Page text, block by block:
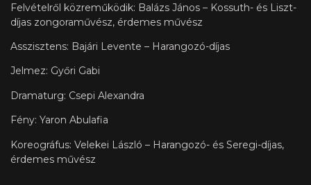
Felvételről közreműködik: Balázs János – Kossuth- és Liszt-
díjas zongoraművész, érdemes művész
Asszisztens: Bajári Levente – Harangozó-díjas
Jelmez: Győri Gabi
Dramaturg: Csepi Alexandra
Fény: Yaron Abulafia
Koreográfus: Velekei László – Harangozó- és Seregi-díjas,
érdemes művész